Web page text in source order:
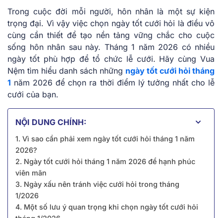
Trong͏͏ cuộc͏͏ đời͏͏ mỗi͏͏ người,͏͏ hôn͏͏ nhân͏͏ là͏͏ một͏͏ sự͏͏ kiện͏͏
trọng͏͏ đại.͏͏ Vì͏͏ vậy͏͏ việc͏͏ chọn͏͏ ngày͏͏ tốt͏͏ cưới͏͏ hỏi͏͏ là͏͏ điều͏͏ vô͏͏
cùng͏͏ cần͏͏ thiết͏͏ để͏͏ tạo͏͏ nền͏͏ tảng͏͏ vững͏͏ chắc͏͏ cho͏͏ cuộc͏͏
sống͏͏ hôn͏͏ nhân͏͏ sau͏͏ này.͏͏ Tháng͏͏ 1͏͏ năm͏͏ 2026 có͏͏ nhiều͏͏
ngày͏͏ tốt͏͏ phù͏͏ hợp͏͏ để͏͏ tổ͏͏ chức͏͏ lễ͏͏ cưới.͏͏ Hãy͏͏ cùng͏͏ Vua
Nệm tìm͏͏ hiểu͏͏ danh͏͏ sách͏͏ những͏͏ ngày tốt cưới hỏi tháng
1 năm͏͏ 2026 để͏͏ chọn͏͏ ra͏͏ thời͏͏ điểm͏͏ lý͏͏ tưởng͏͏ nhất͏͏ cho͏͏ lễ͏͏
cưới͏͏ của͏͏ bạn.
NỘI DUNG CHÍNH:
1. Vì sao cần phải xem ngày tốt cưới hỏi tháng 1 năm
2026?
2. Ngày tốt cưới hỏi tháng 1 năm 2026 để hạnh phúc
viên mãn
3. Ngày xấu nên tránh việc cưới hỏi trong tháng
1/2026
4. Một số lưu ý quan trọng khi chọn ngày tốt cưới hỏi